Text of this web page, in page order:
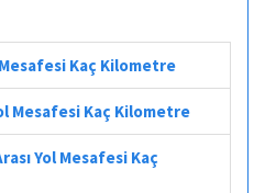
Kaç Kilometre
Mesafesi Kaç Kilometre
Yol Mesafesi Kaç